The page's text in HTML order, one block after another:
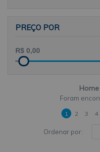
PREÇO POR
Home
Ordenar por:
1 2 3 4